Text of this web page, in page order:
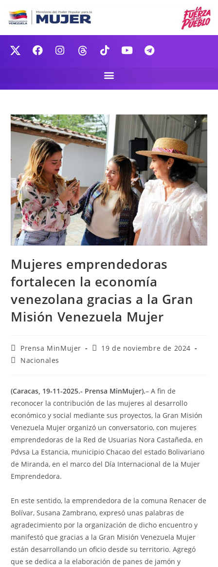
Mujeres emprendedoras
fortalecen la economía
venezolana gracias a la Gran
Misión Venezuela Mujer
Prensa MinMujer
19 de noviembre de 2024
Nacionales
(Caracas, 19-11-2025.- Prensa MinMujer).– A fin de
reconocer la contribución de las mujeres al desarrollo
económico y social mediante sus proyectos, la Gran Misión
Venezuela Mujer organizó un conversatorio, con mujeres
emprendedoras de la Red de Usuarias Nora Castañeda, en
Pdvsa La Estancia, municipio Chacao del estado Bolivariano
de Miranda, en el marco del Día Internacional de la Mujer
Emprendedora.
En este sentido, la emprendedora de la comuna Renacer de
Bolívar, Susana Zambrano, expresó unas palabras de
agradecimiento por la organización de dicho encuentro y
manifestó que gracias a la Gran Misión Venezuela Mujer
están desarrollando un oficio desde su territorio. Agregó
que se dedica a la elaboración de panes de jamón y